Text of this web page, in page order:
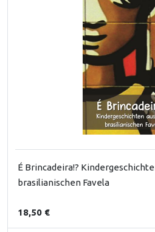
É Brincadeira!?
brasilianischen Favela
18,50 €